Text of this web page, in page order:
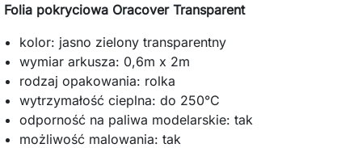
Folia pokryciowa Oracover Transparent
kolor: jasno zielony transparentny
wymiar arkusza: 0,6m x 2m
rodzaj opakowania: rolka
wytrzymałość cieplna: do 250°C
odporność na paliwa modelarskie: tak
możliwość malowania: tak